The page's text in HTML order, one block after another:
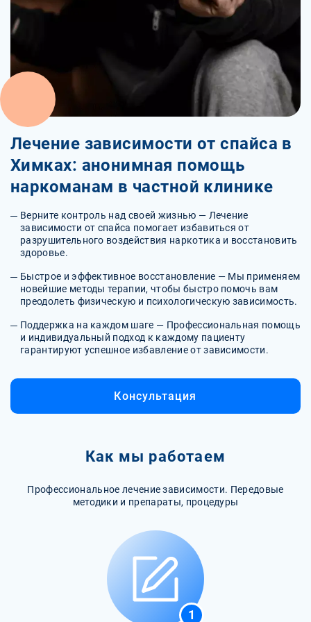
Лечение зависимости от спайса в
Химках: анонимная помощь
наркоманам в частной клинике
Верните контроль над своей жизнью — Лечение
зависимости от спайса помогает избавиться от
разрушительного воздействия наркотика и восстановить
здоровье.
Быстрое и эффективное восстановление — Мы применяем
новейшие методы терапии, чтобы быстро помочь вам
преодолеть физическую и психологическую зависимость.
Поддержка на каждом шаге — Профессиональная помощь
и индивидуальный подход к каждому пациенту
гарантируют успешное избавление от зависимости.
Консультация
Как мы работаем
Профессиональное лечение зависимости. Передовые
методики и препараты, процедуры
1